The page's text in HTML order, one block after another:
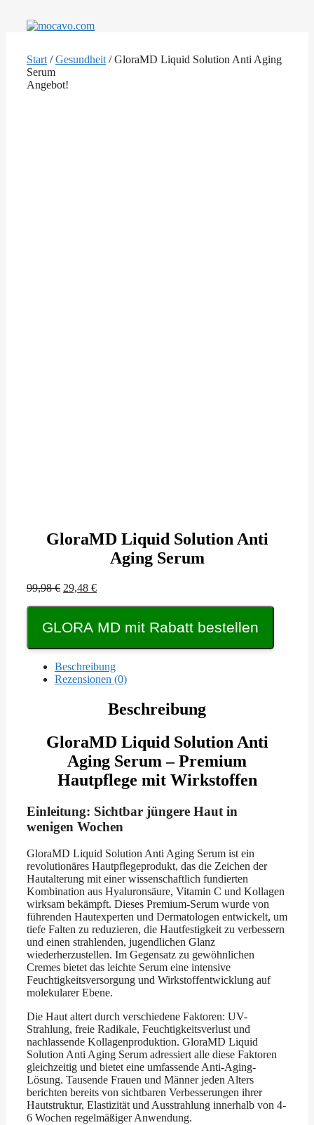
Inhalt
Start /Gesundheit / GloraMD Liquid Solution Anti Aging
Serum
Angebot!
GloraMD Liquid Solution Anti
Aging Serum
99,98€ Ursprünglicher
99,98 €
29,48 €Aktueller
29,48 €.
GLORA MD mit Rabatt bestellen
Beschreibung
Rezensionen (0)
Beschreibung
GloraMD Liquid Solution Anti
Aging Serum – Premium
Hautpflege mit Wirkstoffen
Einleitung: Sichtbar jüngere Haut in
wenigen Wochen
GloraMD Liquid Solution Anti Aging Serum ist ein
revolutionäres Hautpflegeprodukt, das die Zeichen der
Hautalterung mit einer wissenschaftlich fundierten
Kombination aus Hyaluronsäure, Vitamin C und Kollagen
wirksam bekämpft. Dieses Premium-Serum wurde von
führenden Hautexperten und Dermatologen entwickelt, um
tiefe Falten zu reduzieren, die Hautfestigkeit zu verbessern
und einen strahlenden, jugendlichen Glanz
wiederherzustellen. Im Gegensatz zu gewöhnlichen
Cremes bietet das leichte Serum eine intensive
Feuchtigkeitsversorgung und Wirkstoffentwicklung auf
molekularer Ebene.
Die Haut altert durch verschiedene Faktoren: UV-
Strahlung, freie Radikale, Feuchtigkeitsverlust und
nachlassende Kollagenproduktion. GloraMD Liquid
Solution Anti Aging Serum adressiert alle diese Faktoren
gleichzeitig und bietet eine umfassende Anti-Aging-
Lösung. Tausende Frauen und Männer jeden Alters
berichten bereits von sichtbaren Verbesserungen ihrer
Hautstruktur, Elastizität und Ausstrahlung innerhalb von 4-
6 Wochen regelmäßiger Anwendung.